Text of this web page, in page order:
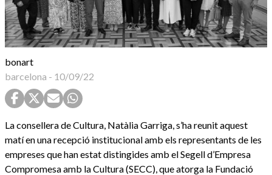
bonart
barcelona - 10/09/22
La consellera de Cultura, Natàlia Garriga, s’ha reunit aquest
matí en una recepció institucional amb els representants de les
empreses que han estat distingides amb el Segell d’Empresa
Compromesa amb la Cultura (SECC), que atorga la Fundació